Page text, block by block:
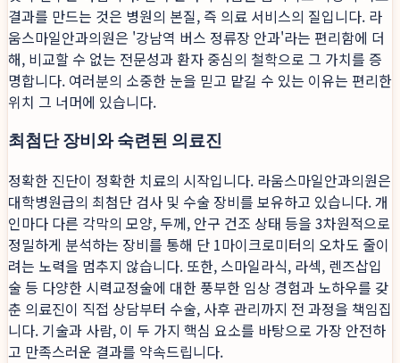
결과를 만드는 것은 병원의 본질, 즉 의료 서비스의 질입니다. 라
움스마일안과의원은 '강남역 버스 정류장 안과'라는 편리함에 더
해, 비교할 수 없는 전문성과 환자 중심의 철학으로 그 가치를 증
명합니다. 여러분의 소중한 눈을 믿고 맡길 수 있는 이유는 편리한
위치 그 너머에 있습니다.
최첨단 장비와 숙련된 의료진
정확한 진단이 정확한 치료의 시작입니다. 라움스마일안과의원은
대학병원급의 최첨단 검사 및 수술 장비를 보유하고 있습니다. 개
인마다 다른 각막의 모양, 두께, 안구 건조 상태 등을 3차원적으로
정밀하게 분석하는 장비를 통해 단 1마이크로미터의 오차도 줄이
려는 노력을 멈추지 않습니다. 또한, 스마일라식, 라섹, 렌즈삽입
술 등 다양한 시력교정술에 대한 풍부한 임상 경험과 노하우를 갖
춘 의료진이 직접 상담부터 수술, 사후 관리까지 전 과정을 책임집
니다. 기술과 사람, 이 두 가지 핵심 요소를 바탕으로 가장 안전하
고 만족스러운 결과를 약속드립니다.